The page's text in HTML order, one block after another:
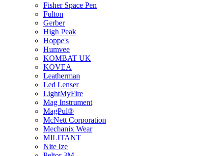
Fisher Space Pen
Fulton
Gerber
High Peak
Hoppe's
Humvee
KOMBAT UK
KOVEA
Leatherman
Led Lenser
LightMyFire
Mag Instrument
MagPul®
McNett Corporation
Mechanix Wear
MILITANT
Nite Ize